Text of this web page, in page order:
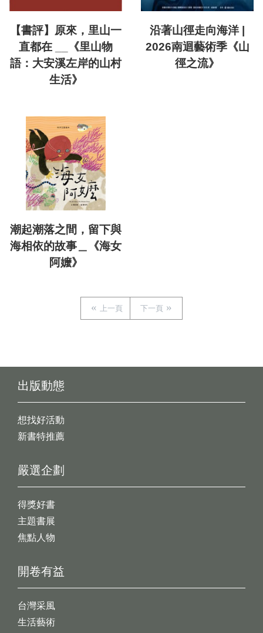
【書評】原來，里山一
直都在 __《里山物
語：大安溪左岸的山村
生活》
沿著山徑走向海洋 |
2026南迴藝術季《山
徑之流》
潮起潮落之間，留下與
海相依的故事＿《海女
阿嬤》
上一頁 下一頁
出版動態
想找好活動
新書特推薦
開卷有益
台灣采風
生活藝術
嚴選企劃
得獎好書
主題書展
焦點人物